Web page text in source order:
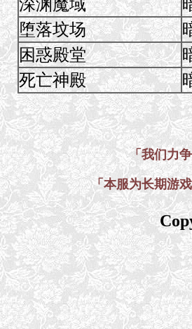
深渊魔域
堕落坟场
困惑殿堂
死亡神殿
「我们力
「本服为长期游